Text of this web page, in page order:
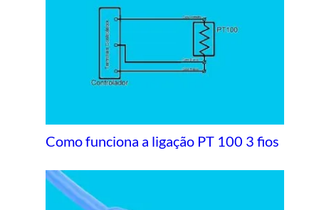
Como funciona a ligação PT 100 3 fios